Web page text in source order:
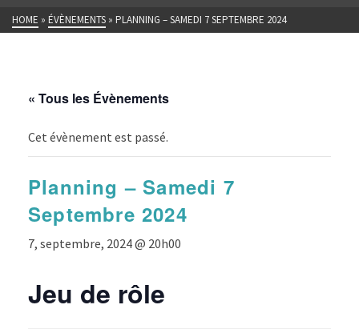
HOME » ÉVÈNEMENTS » PLANNING – SAMEDI 7 SEPTEMBRE 2024
« Tous les Évènements
Cet évènement est passé.
Planning – Samedi 7
Septembre 2024
7, septembre, 2024 @ 20h00
Jeu de rôle